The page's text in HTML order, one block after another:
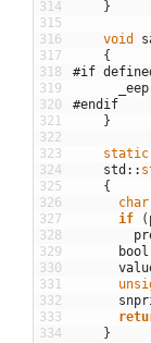
314
315
316
317
318
319
320
321
322
323
324
325
326
327
328
329
330
331
332
333
334
}
void
{
#if
#endif
}
static
std ::
{
char
if
(
bool
}